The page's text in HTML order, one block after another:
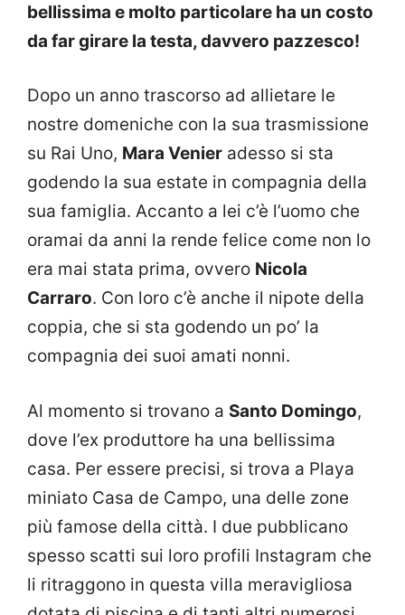
bellissima e molto particolare ha un costo
da far girare la testa, davvero pazzesco!
Dopo un anno trascorso ad allietare le
nostre domeniche con la sua trasmissione
su Rai Uno, Mara Venier adesso si sta
godendo la sua estate in compagnia della
sua famiglia. Accanto a lei c’è l’uomo che
oramai da anni la rende felice come non lo
era mai stata prima, ovvero Nicola
Carraro. Con loro c’è anche il nipote della
coppia, che si sta godendo un po’ la
compagnia dei suoi amati nonni.
Al momento si trovano a Santo Domingo,
dove l’ex produttore ha una bellissima
casa. Per essere precisi, si trova a Playa
miniato Casa de Campo, una delle zone
più famose della città. I due pubblicano
spesso scatti sui loro profili Instagram che
li ritraggono in questa villa meravigliosa